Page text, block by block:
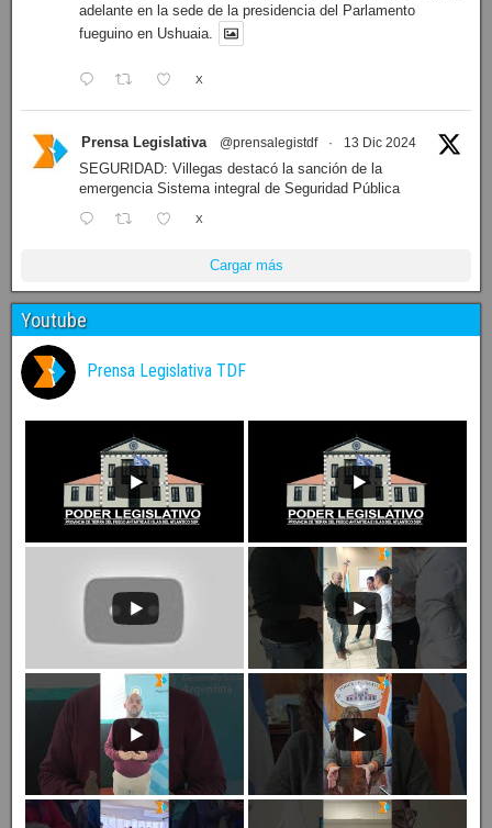
adelante en la sede de la presidencia del Parlamento
fueguino en Ushuaia.
X
Prensa Legislativa @prensalegistdf · 13 Dic 2024
SEGURIDAD: Villegas destacó la sanción de la
emergencia Sistema integral de Seguridad Pública
X
Cargar más
Youtube
Prensa Legislativa TDF